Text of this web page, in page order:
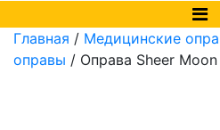
Главная / Медицинские
оправы / Оправа Sheer